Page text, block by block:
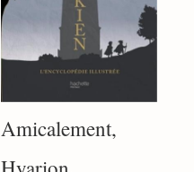
Amicalement,